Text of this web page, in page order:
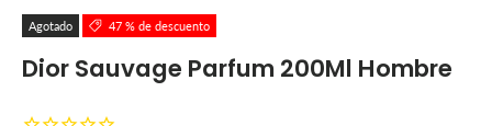
Agotado 47 % de descuento
Dior Sauvage Parfum 200Ml Hombre